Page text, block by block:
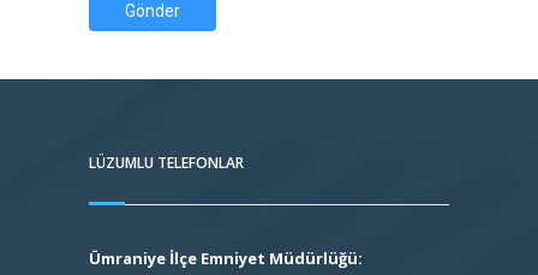
Gönder
LÜZUMLU TELEFONLAR
Ümraniye İlçe Emniyet Müdürlüğü: